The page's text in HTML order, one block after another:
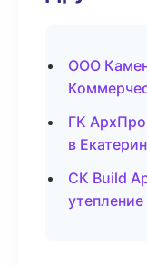
ООО
ГК
в
СК Build